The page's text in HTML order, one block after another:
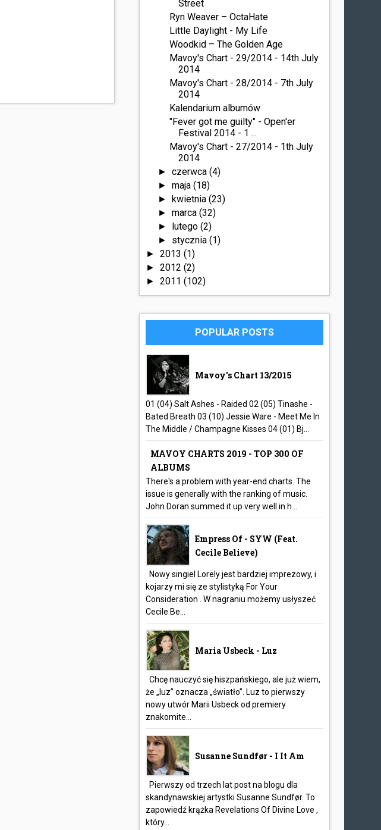
Street
Ryn Weaver – OctaHate
Little Daylight - My Life
Woodkid – The Golden Age
Mavoy's Chart - 29/2014 - 14th July
2014
Mavoy's Chart - 28/2014 - 7th July
2014
Kalendarium albumów
"Fever got me guilty" - Open'er
Festival 2014 - 1 ...
Mavoy's Chart - 27/2014 - 1th July
2014
► czerwca (4)
► maja (18)
► kwietnia (23)
► marca (32)
► lutego (2)
► stycznia (1)
►2013(1)
►2012(2)
►2011(102)
POPULAR POSTS
Mavoy's Chart 13/2015
01 (04) Salt Ashes - Raided 02 (05) Tinashe -
Bated Breath 03 (10) Jessie Ware - Meet Me In
The Middle / Champagne Kisses 04 (01) Bj...
MAVOY CHARTS 2019 - TOP 300 OF
ALBUMS
There's a problem with year-end charts. The
issue is generally with the ranking of music.
John Doran summed it up very well in h...
Empress Of - SYW (feat.
Cecile Believe)
Nowy singiel Lorely jest bardziej imprezowy, i
kojarzy mi się ze stylistyką For Your
Consideration . W nagraniu możemy usłyszeć
Cecile Be...
Maria Usbeck - Luz
Chcę nauczyć się hiszpańskiego, ale już wiem,
że „luz” oznacza „światło”. Luz to pierwszy
nowy utwór Marii Usbeck od premiery
znakomite...
Susanne Sundfør - I It Am
Pierwszy od trzech lat post na blogu dla
skandynawskiej artystki Susanne Sundfør. To
zapowiedź krążka Revelations Of Divine Love ,
który...